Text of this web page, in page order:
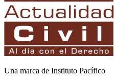
Una marca de Instituto Pacífico